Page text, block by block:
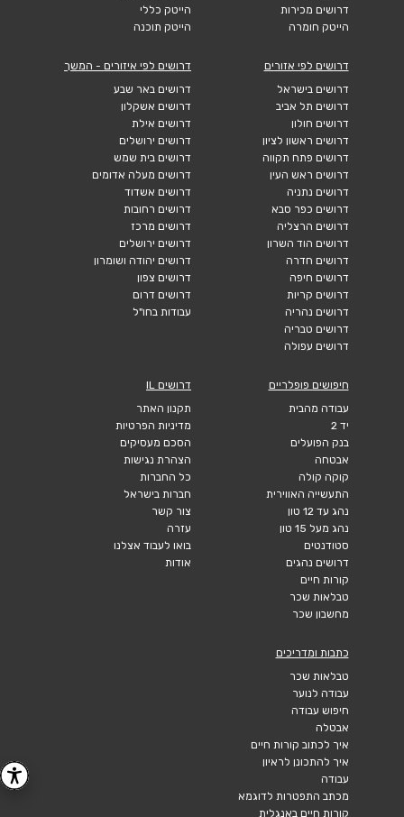
דרושים מכירות
הייטק חומרה
הייטק כללי
הייטק תוכנה
דרושים לפי אזורים
דרושים בישראל
דרושים תל אביב
דרושים חולון
דרושים ראשון לציון
דרושים פתח תקווה
דרושים ראש העין
דרושים נתניה
דרושים כפר סבא
דרושים הרצליה
דרושים הוד השרון
דרושים חדרה
דרושים חיפה
דרושים קריות
דרושים נהריה
דרושים טבריה
דרושים עפולה
דרושים לפי איזורים - המשך
דרושים באר שבע
דרושים אשקלון
דרושים אילת
דרושים ירושלים
דרושים בית שמש
דרושים מעלה אדומים
דרושים אשדוד
דרושים רחובות
דרושים מרכז
דרושים ירושלים
דרושים יהודה ושומרון
דרושים צפון
דרושים דרום
עבודות בחו"ל
חיפושים פופלריים
עבודה מהבית
יד 2
בנק הפועלים
אבטחה
קוקה קולה
התעשייה האווירית
נהג עד 12 טון
נהג מעל 15 טון
סטודנטים
דרושים נהגים
קורות חיים
טבלאות שכר
מחשבון שכר
דרושים IL
תקנון האתר
מדיניות הפרטיות
הסכם מעסיקים
הצהרת נגישות
כל החברות
חברות בישראל
צור קשר
עזרה
בואו לעבוד אצלנו
אודות
כתבות ומדריכים
טבלאות שכר
עבודה לנוער
חיפוש עבודה
אבטלה
איך לכתוב קורות חיים
איך להתכונן לראיון
עבודה
מכתב התפטרות לדוגמא
קורות חיים באנגלית